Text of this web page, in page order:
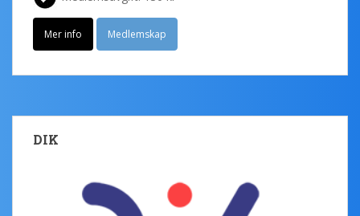
Mer info Medlemskap
DIK